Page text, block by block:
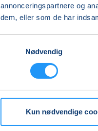
annonceringspartnere og
dem, eller som de har
Nødvendig
Kun nødvendige